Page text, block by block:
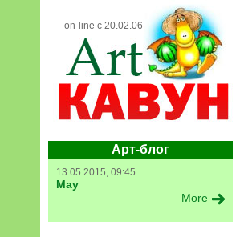
on-line с 20.02.06
Арт-блог
13.05.2015, 09:45
May
More